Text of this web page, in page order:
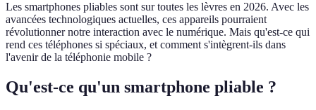
Les smartphones pliables sont sur toutes les lèvres en 2026. Avec les
avancées technologiques actuelles, ces appareils pourraient
révolutionner notre interaction avec le numérique. Mais qu'est-ce qui
rend ces téléphones si spéciaux, et comment s'intègrent-ils dans
l'avenir de la téléphonie mobile ?
Qu'est-ce qu'un smartphone pliable ?